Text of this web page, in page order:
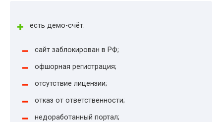
есть демо-счёт.
сайт заблокирован в РФ;
офшорная регистрация;
отсутствие лицензии;
отказ от ответственности;
недоработанный портал;